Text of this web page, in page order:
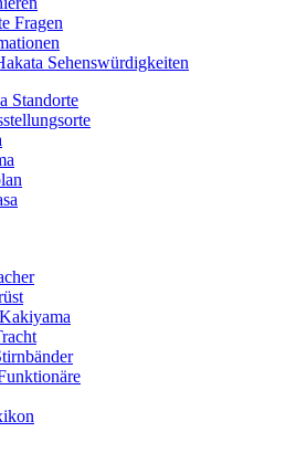
Fragen
Sehenswürdigkeiten
Standorte